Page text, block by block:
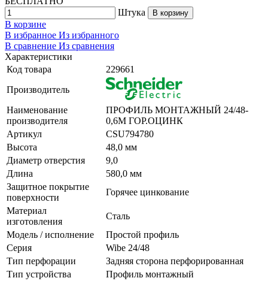
Штука
В корзину
В корзине
В избранное Из избранного
В сравнение Из сравнения
Характеристики
Код товара
229661
Производитель
Наименование
производителя
ПРОФИЛЬ МОНТАЖНЫЙ 24/48-
0,6М ГОР.ОЦИНК
Артикул
CSU794780
Высота
48,0 мм
Диаметр отверстия
9,0
Длина
580,0 мм
Защитное покрытие
поверхности
Горячее цинкование
Материал
изготовления
Сталь
Модель / исполнение
Простой профиль
Серия
Wibe 24/48
Тип перфорации
Задняя сторона перфорированная
Тип устройства
Профиль монтажный